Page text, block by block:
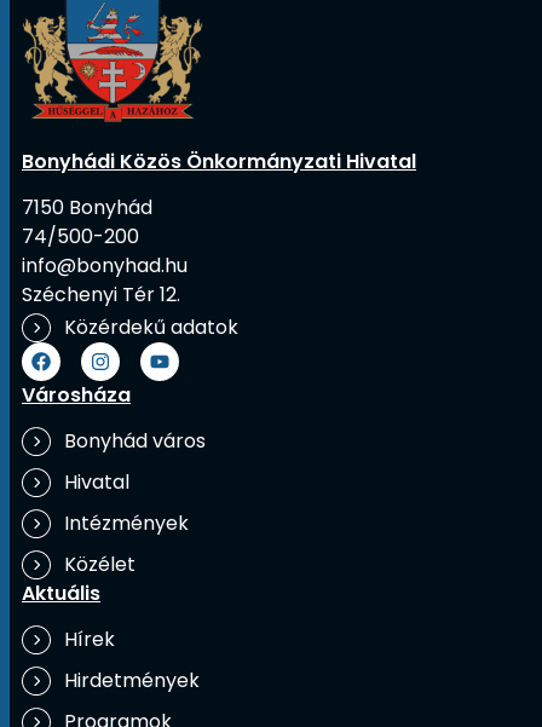
Bonyhádi Közös Önkormányzati Hivatal
7150 Bonyhád
74/500-200
info@bonyhad.hu
Széchenyi Tér 12.
Közérdekű adatok
Városháza
Bonyhád város
Hivatal
Intézmények
Közélet
Aktuális
Hírek
Hirdetmények